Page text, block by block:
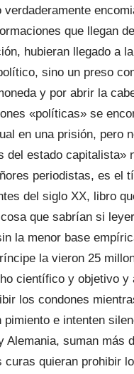
que llegan
hubieran llegado a
sino un preso
y por abrir la
«políticas» se
en una prisión, pero
del estado capitalista»
periodistas, es el
del siglo XX, libro
que sabrían si
la menor base
la vieron 25
científico y objetivo
los condones
e intenten
suman más
quieran prohibir